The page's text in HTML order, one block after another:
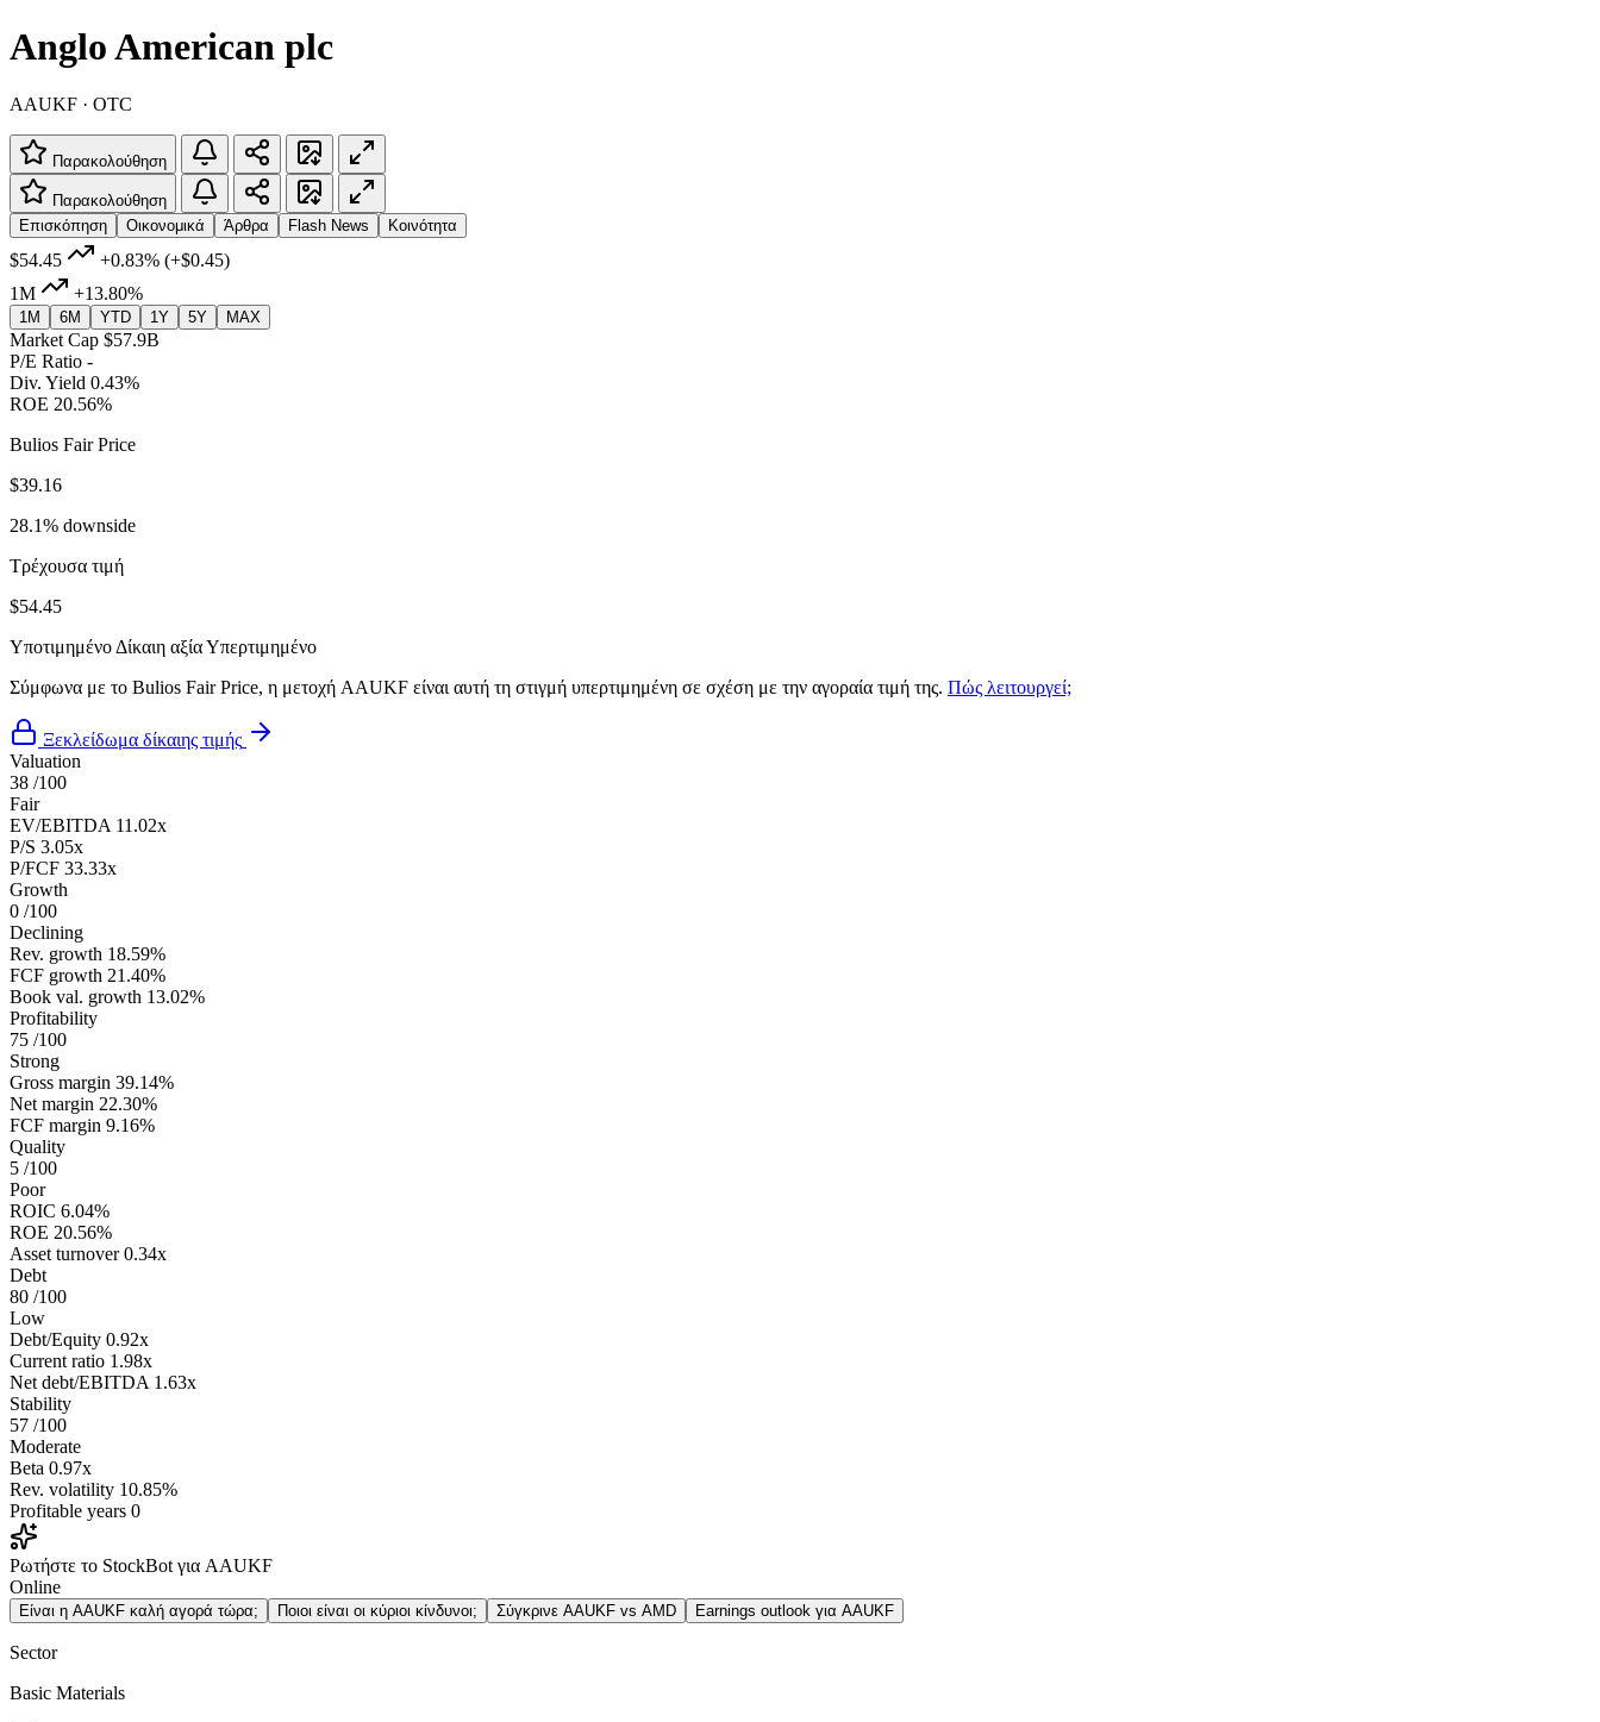
Anglo American plc
AAUKF · OTC
Παρακολούθηση
Παρακολούθηση
Επισκόπηση
Οικονομικά Άρθρα Flash News Κοινότητα
$54.45 +0.83% (+$0.45)
1M
+13.80%
1M 6M YTD 1Y 5Y MAX
Market Cap $57.9B
P/E Ratio -
Div. Yield 0.43%
ROE 20.56%
Bulios Fair Price
$39.16
28.1% downside
Τρέχουσα τιμή
$54.45
Υποτιμημένο Δίκαιη αξίαΥπερτιμημένο
Σύμφωνα με το Bulios Fair Price, η μετοχή AAUKF είναι αυτή τη στιγμή υπερτιμημένη σε σχέση με την αγοραία τιμή της. Πώς λειτουργεί;
Ξεκλείδωμα δίκαιης τιμής
Valuation
38 /100
Fair
EV/EBITDA 11.02x
P/S 3.05x
P/FCF 33.33x
Growth
0 /100
Declining
Rev. growth 18.59%
FCF growth 21.40%
Book val. growth 13.02%
Profitability
75 /100
Strong
Gross margin 39.14%
Net margin 22.30%
FCF margin 9.16%
Quality
5 /100
Poor
ROIC 6.04%
ROE 20.56%
Asset turnover 0.34x
Debt
80 /100
Low
Debt/Equity 0.92x
Current ratio 1.98x
Net debt/EBITDA 1.63x
Stability
57 /100
Moderate
Beta 0.97x
Rev. volatility 10.85%
Profitable years 0
Ρωτήστε το StockBot για AAUKF
Online
Είναι η AAUKF καλή αγορά τώρα; Ποιοι είναι οι κύριοι κίνδυνοι; Σύγκρινε AAUKF vs AMD Earnings outlook για AAUKF
Sector
Basic Materials